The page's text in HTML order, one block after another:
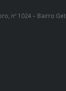
nº 1024 – Bairro